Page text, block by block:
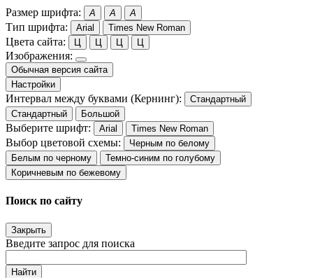
Размер шрифта: A A A
Тип шрифта: Arial Times New Roman
Цвета сайта: Ц Ц Ц Ц
Изображения:
Обычная версия сайта
Настройки
Интервал между буквами (Кернинг):
Стандартный
Стандартный
Большой
Выберите шрифт: Arial Times New Roman
Выбор цветовой схемы:
Черным по белому
Белым по черному
Темно-синим по голубому
Коричневым по бежевому
Поиск по сайту
Закрыть
Введите запрос для поиска
Найти